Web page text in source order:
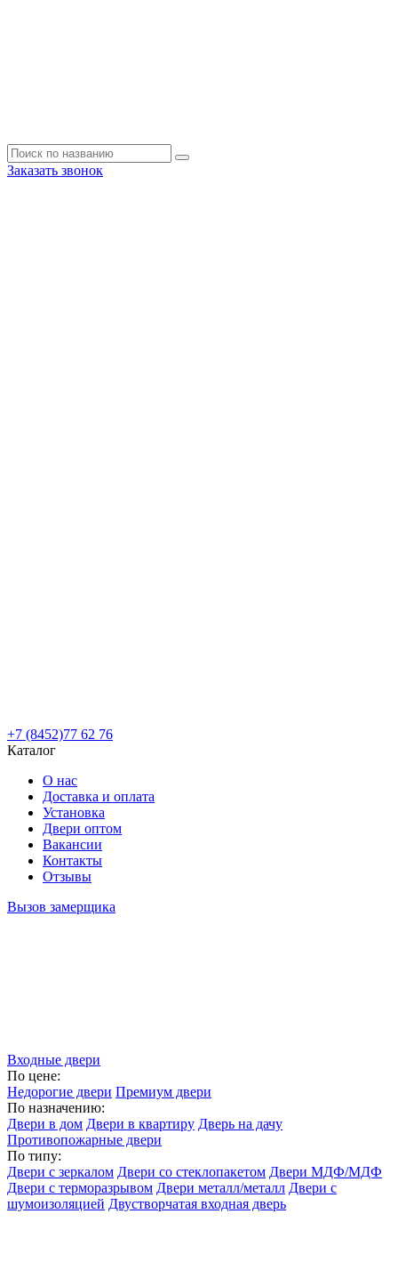
Заказать звонок
+7 (8452)77 62 76
Каталог
О нас
Доставка и оплата
Установка
Двери оптом
Вакансии
Контакты
Отзывы
Вызов замерщика
Входные двери
По цене:
Недорогие двери Премиум двери
По назначению:
Двери в дом Двери в квартиру Дверь на дачу
Противопожарные двери
По типу:
Двери с зеркалом Двери со стеклопакетом Двери МДФ/МДФ
Двери с терморазрывом Двери металл/металл Двери с
шумоизоляцией Двустворчатая входная дверь